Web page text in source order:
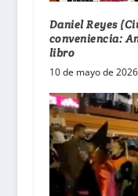
Daniel Reyes
conveniencia:
libro
10 de mayo de 2026